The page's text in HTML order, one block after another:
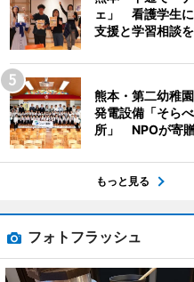
ェ」 看護学生
支援と学習相談
熊本・第二幼稚
発電設備「そら
所」 NPOが寄
もっと見る
フォトフラッシュ